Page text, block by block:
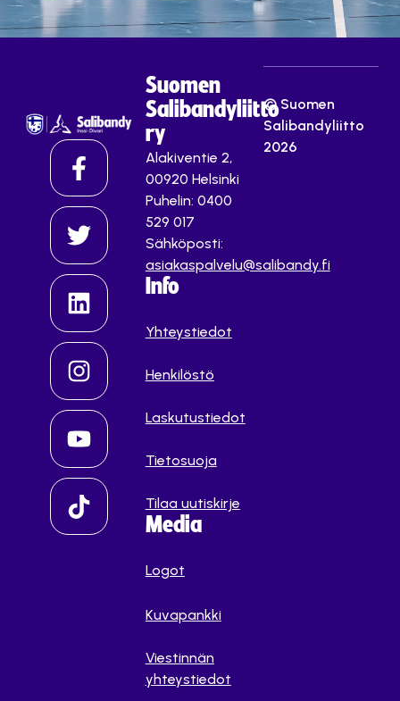
Suomen
Salibandyliitto
ry
Alakiventie 2,
00920 Helsinki
Puhelin: 0400
529 017
Sähköposti:
asiakaspalvelu@salibandy.fi
Info
Yhteystiedot
Henkilöstö
Laskutustiedot
Tietosuoja
Tilaa uutiskirje
Media
Logot
Kuvapankki
Viestinnän
yhteystiedot
© Suomen
Salibandyliitto
2026